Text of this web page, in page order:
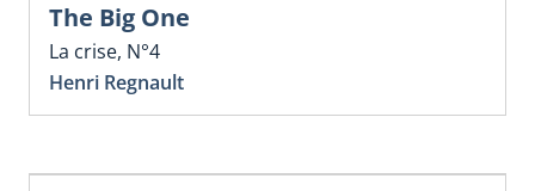
The Big One
La crise, N°4
Henri Regnault